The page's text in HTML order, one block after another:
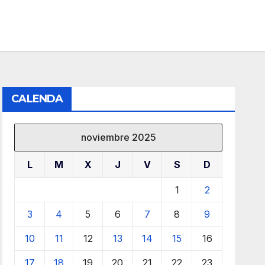
CALENDA
noviembre 2025
L M X J V S D
1 2
3 4 5 6 7 8 9
10 11 12 13 14 15 16
17 18 19 20 21 22 23